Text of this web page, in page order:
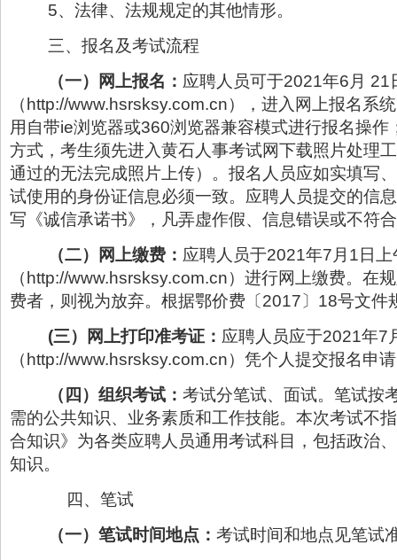
5、法律、法规规定的其他情形。
三、报名及考试流程
（一）网上报名： 应聘人员可于2021年6月
（http://www.hsrsksy.com.cn），进入网上报名系
用自带ie浏览器或360浏览器兼容模式进行报名操
方式，考生须先进入黄石人事考试网下载照片处理
通过的无法完成照片上传）。报名人员应如实填写
试使用的身份证信息必须一致。应聘人员提交的信
写《诚信承诺书》，凡弄虚作假、信息错误或不符
（二）网上缴费： 应聘人员于2021年7月1日
（http://www.hsrsksy.com.cn）进行网上缴费。在
费者，则视为放弃。根据鄂价费〔2017〕18号文件
(三）网上打印准考证： 应聘人员应于2021年7
（http://www.hsrsksy.com.cn）凭个人提交报名申
（四）组织考试： 考试分笔试、面试。笔试按
需的公共知识、业务素质和工作技能。本次考试不
合知识》为各类应聘人员通用考试科目，包括政治
知识。
四、笔试
（一）笔试时间地点： 考试时间和地点见笔试